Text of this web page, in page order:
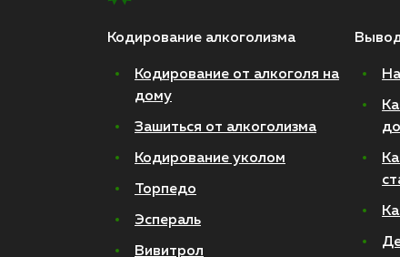
Кодирование алкоголизма
Кодирование от алкоголя на
дому
Зашиться от алкоголизма
Кодирование уколом
Торпедо
Эспераль
Вивитрол